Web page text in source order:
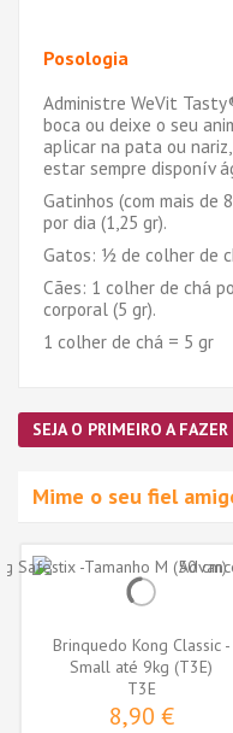
Posologia
Administre WeVit
boca ou deixe o seu
aplicar na pata ou
estar sempre disponív
Gatinhos (com mais de
por dia (1,25 gr).
Gatos: ½ de colher de
Cães: 1 colher de chá
corporal (5 gr).
1 colher de chá = 5 gr
SEJA O PRIMEIRO A
Mime o seu fiel
Brinquedo Kong Classic -
Small até 9kg (T3E)
T3E
8,90 €